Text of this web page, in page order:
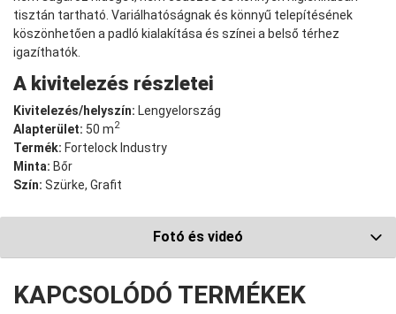
tisztán tartható. Variálhatóságnak és könnyű telepítésének
köszönhetően a padló kialakítása és színei a belső térhez
igazíthatók.
A kivitelezés részletei
Kivitelezés/helyszín: Lengyelország
Alapterület: 50 m2
Termék: Fortelock Industry
Minta: Bőr
Szín: Szürke, Grafit
Fotó és videó
KAPCSOLÓDÓ TERMÉKEK